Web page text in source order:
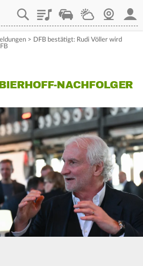
PlaylistStaupilotWetterWebcam
> DFB bestätigt: Rudi Völler wird
NACHFOLGER